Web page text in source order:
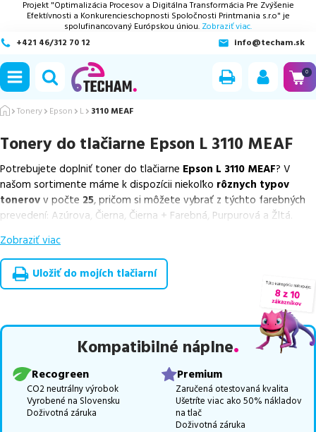
Projekt "Optimalizácia Procesov a Digitálna Transformácia Pre Zvýšenie
Efektívnosti a Konkurencieschopnosti Spoločnosti Printmania s.r.o" je
spolufinancovaný Európskou úniou. Zobraziť viac.
+421 46/312 70 12
info@techam.sk
0
Tonery Epson L 3110 MEAF
Tonery do tlačiarne Epson L 3110 MEAF
Potrebujete doplniť toner do tlačiarne Epson L 3110 MEAF? V
našom sortimente máme k dispozícii niekoľko rôznych typov
tonerovv počte 25, pričom si môžete vybrať z týchto farebných
prevedení: Azúrova, Čierna, Čierna + Farebná, Purpurová a Žltá.
Z uvedeného množstva dostupných náplní
náplnev počte5ks, ako ajcenovo výhodnejšie alternatívy,
ktoré plne zachovávajú kvalitu tlače
overené náhrady v rôznych triedach
, medzi ktoré patríšpičková
Celá táto certifikovaná ponuka, spĺňajúca normy ISO 9001 a 14001,
zaručuje bezproblémovú tlač.Najlacnejší produktu nás nájdete
Vieme, že pri nákupe zohráva dôležitú úlohu aj dostupnosť. Preto
sa snažímepravidelne naskladňovať produkty, aby boli ihneď k
dispozícii na odoslanie.
Aktuálne máme k tejto tlačiarni
Zobraziť viac
Uložiť do mojích tlačiarní
Kompatibilné náplne
Recogreen
CO2 neutrálny výrobok
Vyrobené na Slovensku
Doživotná záruka
Premium
Zaručená otestovaná kvalita
Ušetríte viac ako 50% nákladov
na tlač
Doživotná záruka